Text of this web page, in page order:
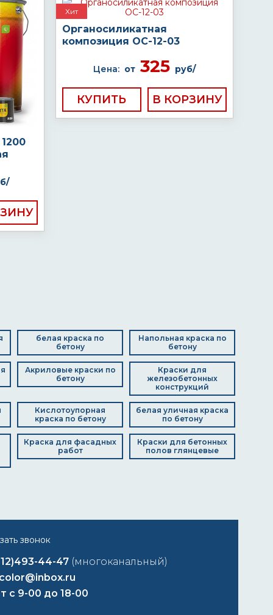
Хит
Органосиликатная
композиция ОС-12-03
Цена: от 325 руб/
КУПИТЬ
белая краска по
бетону
Напольная краска по
бетону
Акриловые краски по
бетону
Краски для
железобетонных
конструкций
Кислотоупорная
краска по бетону
белая уличная краска
по бетону
Краска для фасадных
работ
Краски для бетонных
полов глянцевые
44-47 (многоканальный)
с 9-00 до 18-00